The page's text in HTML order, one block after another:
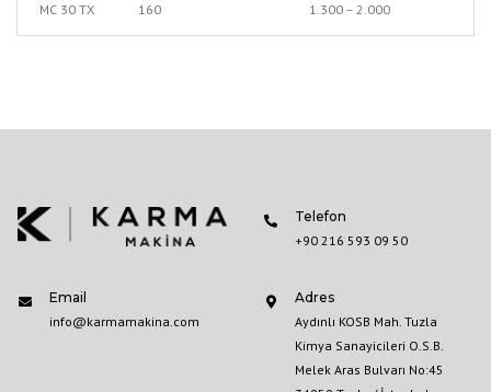
MC 30 TX 160 1.300 – 2.000
Telefon
+90 216 593 09 50
Email
info@karmamakina.com
Adres
Aydınlı KOSB Mah. Tuzla
Kimya Sanayicileri O.S.B.
Melek Aras Bulvarı No:45